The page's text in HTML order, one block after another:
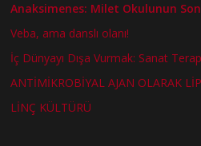
Anaksimenes: Milet Okulunun
Veba, ama danslı olanı!
İç Dünyayı Dışa Vurmak: Sanat
ANTİMİKROBİYAL AJAN OLARAK
LİNÇ KÜLTÜRÜ